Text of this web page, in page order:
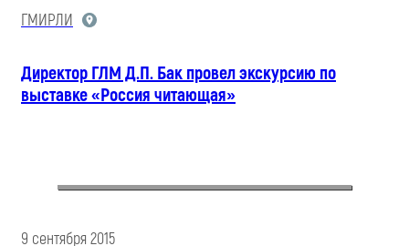
ГМИРЛИ
Директор ГЛМ Д.П. Бак провел экскурсию по
выставке «Россия читающая»
9 сентября 2015